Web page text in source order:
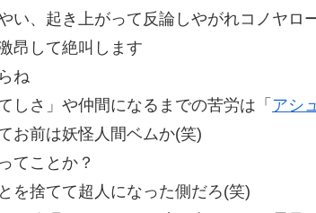
い、起き上がって反論しやがれコノヤロ
昂して絶叫します
ね
しさ」や仲間になるまでの苦労は「 アシ
お前は妖怪人間ベムか(笑)
てことか？
を捨てて超人になった側だろ(笑)